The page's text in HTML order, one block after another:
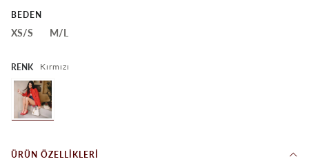
BEDEN
XS/S M/L
RENK Kırmızı
ÜRÜN ÖZELLIKLERI